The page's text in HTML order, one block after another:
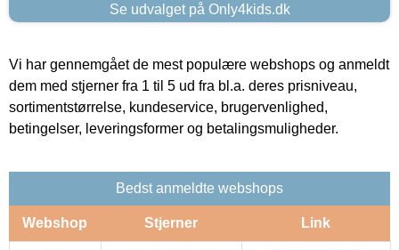
Se udvalget på Only4kids.dk
Vi har gennemgået de mest populære webshops og anmeldt
dem med stjerner fra 1 til 5 ud fra bl.a. deres prisniveau,
sortimentstørrelse, kundeservice, brugervenlighed,
betingelser, leveringsformer og betalingsmuligheder.
Bedst anmeldte webshops
Webshop Stjerner Link